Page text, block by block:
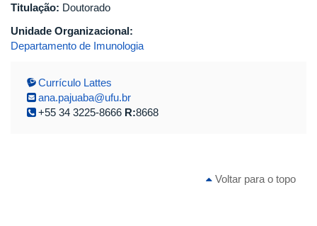
Titulação: Doutorado
Unidade Organizacional:
Departamento de Imunologia
Currículo Lattes
ana.pajuaba@ufu.br
+55 34 3225-8666 R:8668
Voltar para o topo